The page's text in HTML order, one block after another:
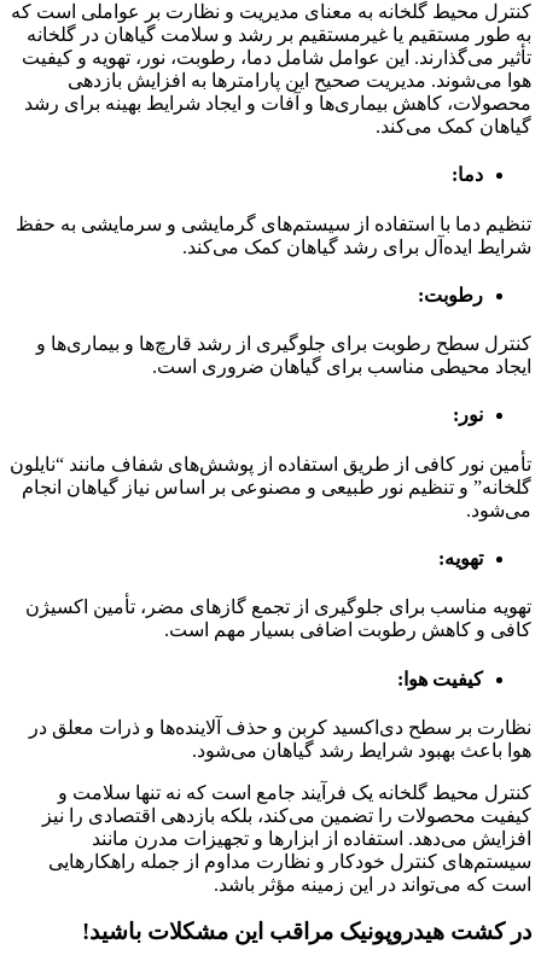
کنترل محیط گلخانه به معنای مدیریت و نظارت بر عواملی است که
به طور مستقیم یا غیرمستقیم بر رشد و سلامت گیاهان در گلخانه
تأثیر می‌گذارند. این عوامل شامل دما، رطوبت، نور، تهویه و کیفیت
هوا می‌شوند. مدیریت صحیح این پارامترها به افزایش بازدهی
محصولات، کاهش بیماری‌ها و آفات و ایجاد شرایط بهینه برای رشد
گیاهان کمک می‌کند.
دما:
تنظیم دما با استفاده از سیستم‌های گرمایشی و سرمایشی به حفظ
شرایط ایده‌آل برای رشد گیاهان کمک می‌کند.
رطوبت:
کنترل سطح رطوبت برای جلوگیری از رشد قارچ‌ها و بیماری‌ها و
ایجاد محیطی مناسب برای گیاهان ضروری است.
نور:
تأمین نور کافی از طریق استفاده از پوشش‌های شفاف مانند “نایلون
گلخانه” و تنظیم نور طبیعی و مصنوعی بر اساس نیاز گیاهان انجام
می‌شود.
تهویه:
تهویه مناسب برای جلوگیری از تجمع گازهای مضر، تأمین اکسیژن
کافی و کاهش رطوبت اضافی بسیار مهم است.
کیفیت هوا:
نظارت بر سطح دی‌اکسید کربن و حذف آلاینده‌ها و ذرات معلق در
هوا باعث بهبود شرایط رشد گیاهان می‌شود.
کنترل محیط گلخانه یک فرآیند جامع است که نه تنها سلامت و
کیفیت محصولات را تضمین می‌کند، بلکه بازدهی اقتصادی را نیز
افزایش می‌دهد. استفاده از ابزارها و تجهیزات مدرن مانند
سیستم‌های کنترل خودکار و نظارت مداوم از جمله راهکارهایی
است که می‌تواند در این زمینه مؤثر باشد.
در کشت هیدروپونیک مراقب این مشکلات باشید!